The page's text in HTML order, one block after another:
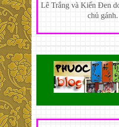
Lê Trắng và Kiến Đen
chủ gánh.